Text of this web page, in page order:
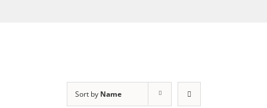
Sort by Name